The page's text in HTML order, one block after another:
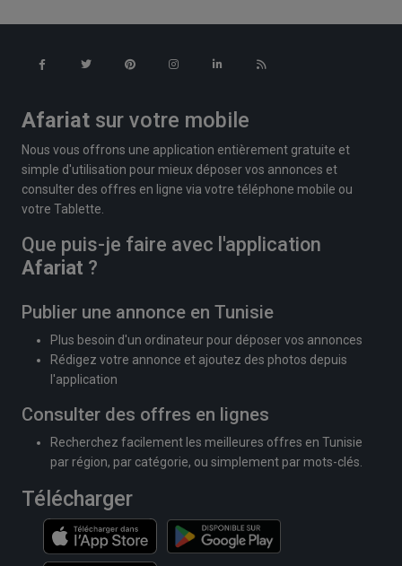
Afariat sur votre mobile
Nous vous offrons une application entièrement gratuite et
simple d'utilisation pour mieux déposer vos annonces et
consulter des offres en ligne via votre téléphone mobile ou
votre Tablette.
Que puis-je faire avec l'application
Afariat ?
Publier une annonce en Tunisie
Plus besoin d'un ordinateur pour déposer vos annonces
Rédigez votre annonce et ajoutez des photos depuis
l'application
Consulter des offres en lignes
Recherchez facilement les meilleures offres en Tunisie
par région, par catégorie, ou simplement par mots-clés.
Télécharger